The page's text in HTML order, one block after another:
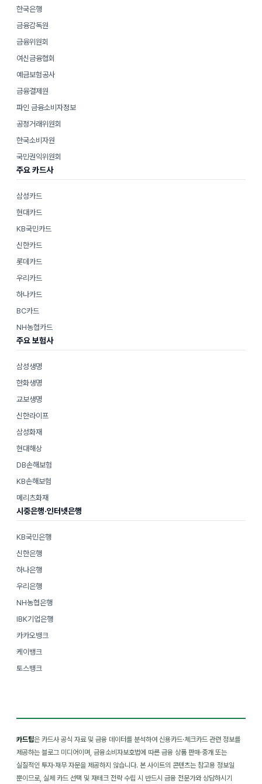
한국은행
금융감독원
금융위원회
여신금융협회
예금보험공사
금융결제원
파인 금융소비자정보
공정거래위원회
한국소비자원
국민권익위원회
주요 카드사
삼성카드
현대카드
KB국민카드
신한카드
롯데카드
우리카드
하나카드
BC카드
NH농협카드
주요 보험사
삼성생명
한화생명
교보생명
신한라이프
삼성화재
현대해상
DB손해보험
KB손해보험
메리츠화재
시중은행·인터넷은행
KB국민은행
신한은행
하나은행
우리은행
NH농협은행
IBK기업은행
카카오뱅크
케이뱅크
토스뱅크
카드팁은 카드사 공식 자료 및 금융 데이터를 분석하여 신용카드·체크카드 관련 정보를
제공하는 블로그 미디어이며, 금융소비자보호법에 따른 금융 상품 판매·중개 또는
실질적인 투자·재무 자문을 제공하지 않습니다. 본 사이트의 콘텐츠는 참고용 정보일
뿐이므로, 실제 카드 선택 및 재테크 전략 수립 시 반드시 금융 전문가와 상담하시기